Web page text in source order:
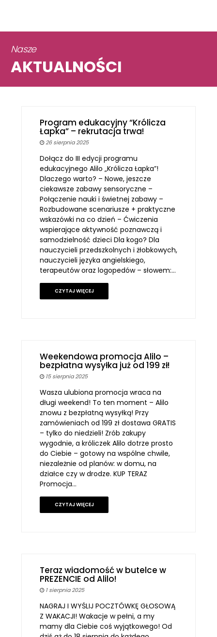
Nasze
AKTUALNOŚCI
Program edukacyjny “Królicza
Łapka” – rekrutacja trwa!
26 sierpnia 2025
Dołącz do III edycji programu
edukacyjnego Alilo „Królicza Łapka”!
Dlaczego warto? – Nowe, jeszcze
ciekawsze zabawy sensoryczne –
Połączenie nauki i świetnej zabawy –
Rozbudowane scenariusze + praktyczne
wskazówki na co dzień – Ćwiczenia
wspierające aktywność poznawczą i
samodzielność dzieci Dla kogo? Dla
nauczycieli przedszkolnych i żłobkowych,
nauczycieli języka angielskiego,
terapeutów oraz logopedów – słowem:…
CZYTAJ WIĘCEJ
Weekendowa promocja Alilo –
bezpłatna wysyłka już od 199 zł!
15 sierpnia 2025
Wasza ulubiona promocja wraca na
długi weekend! To ten moment – Alilo
znowu z bezpłatną wysyłką! Przy
zamówieniach od 199 zł dostawa GRATIS
– tylko do niedzieli! Zrób zakupy
wygodnie, a króliczek Alilo dotrze prosto
do Ciebie – gotowy na wspólne chwile,
niezależnie od planów: w domu, na
działce czy w drodze. KUP TERAZ
Promocja…
CZYTAJ WIĘCEJ
Teraz wiadomość w butelce w
PREZENCIE od Alilo!
1 sierpnia 2025
NAGRAJ I WYŚLIJ POCZTÓWKĘ GŁOSOWĄ
Z WAKACJI! Wakacje w pełni, a my
mamy dla Ciebie coś wyjątkowego! Od